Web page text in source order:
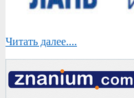
Читать далее....